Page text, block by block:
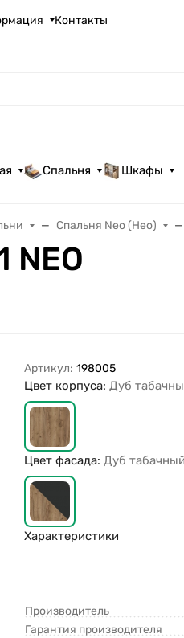
Контакты
Спальня Шкафы
Спальня Neo (Нео)
NEO
Артикул: 198005
Цвет корпуса:Дуб
Цвет фасада:Дуб
Характеристики
Производитель
Гарантия производителя